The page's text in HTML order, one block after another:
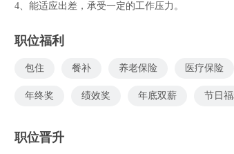
4、能适应出差，承受一定的工作压力。
职位福利
包住 餐补 养老保险 医疗保险
年终奖 绩效奖 年底双薪 节日福
职位晋升